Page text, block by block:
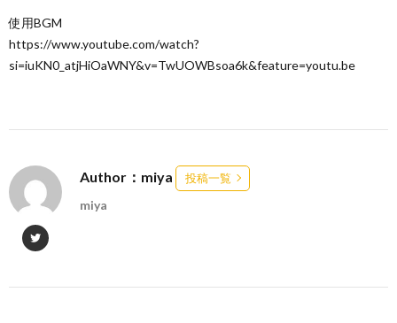
使用BGM
https://www.youtube.com/watch?
si=iuKN0_atjHiOaWNY&v=TwUOWBsoa6k&feature=youtu.be
Author：miya 投稿一覧
miya